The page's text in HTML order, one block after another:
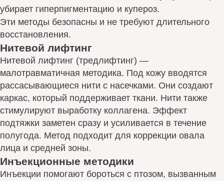
убирает гиперпигментацию и купероз.
Эти методы безопасны и не требуют длительного
восстановления.
Нитевой лифтинг
Нитевой лифтинг (тредлифтинг) —
малотравматичная методика. Под кожу вводятся
рассасывающиеся нити с насечками. Они создают
каркас, который поддерживает ткани. Нити также
стимулируют выработку коллагена. Эффект
подтяжки заметен сразу и усиливается в течение
полугода. Метод подходит для коррекции овала
лица и средней зоны.
Инъекционные методики
Инъекции помогают бороться с птозом, вызванным